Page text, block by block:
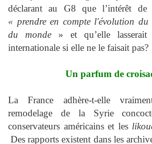
déclarant au G8 que l’intérêt
« prendre en compte l'évolution du
du monde » et qu’elle lasserait
internationale si elle ne le faisait pas?
Un parfum de
La France adhère-t-elle
remodelage de la Syrie
conservateurs américains et les
Des rapports existent dans les